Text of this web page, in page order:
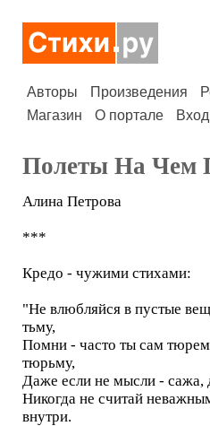
Авторы Произведения
Магазин
О портале
Полеты На Чем
Алина Петрова
***
Кредо - чужими стихами:
"Не влюбляйся в пустые
тьму,
Помни - часто ты сам
тюрьму,
Даже если не мысли - сажа,
Никогда не считай
внутри.